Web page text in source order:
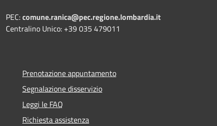
PEC:comune.ranica@pec.regione.lombardia.it
Centralino Unico: +39 035 479011
Prenotazione appuntamento
Segnalazione disservizio
Leggi le FAQ
Richiesta assistenza